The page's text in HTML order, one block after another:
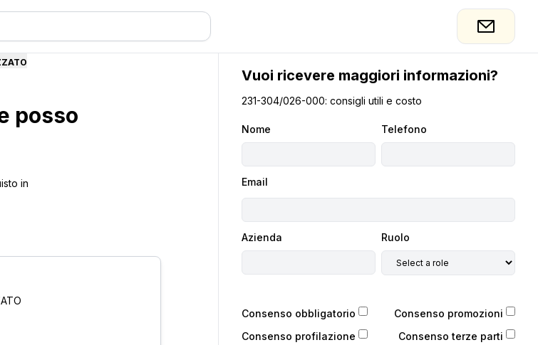
posso
in
Vuoi ricevere maggiori informazioni?
231-304/026-000: consigli utili e costo
Nome Telefono
Email
Azienda Ruolo
Consenso obbligatorio
Consenso promozioni
Consenso profilazione
Consenso terze parti